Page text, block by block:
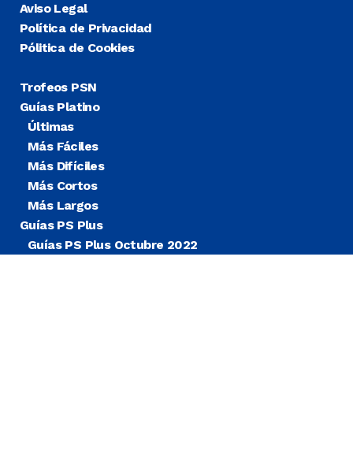
Aviso Legal
Política de Privacidad
Pólitica de Cookies
Trofeos PSN
Guías Platino
Últimas
Más Fáciles
Más Difíciles
Más Cortos
Más Largos
Guías PS Plus
Guías PS Plus Octubre 2022